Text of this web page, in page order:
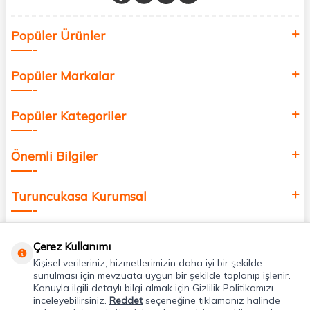
değer katmak için bize katılın!
Popüler Ürünler
Popüler Markalar
Popüler Kategoriler
Önemli Bilgiler
Turuncukasa Kurumsal
Uygulamalarımız
Çerez Kullanımı
Kişisel verileriniz, hizmetlerimizin daha iyi bir şekilde
sunulması için mevzuata uygun bir şekilde toplanıp işlenir.
Konuyla ilgili detaylı bilgi almak için Gizlilik Politikamızı
inceleyebilirsiniz. Reddetseçeneğine tıklamanız halinde